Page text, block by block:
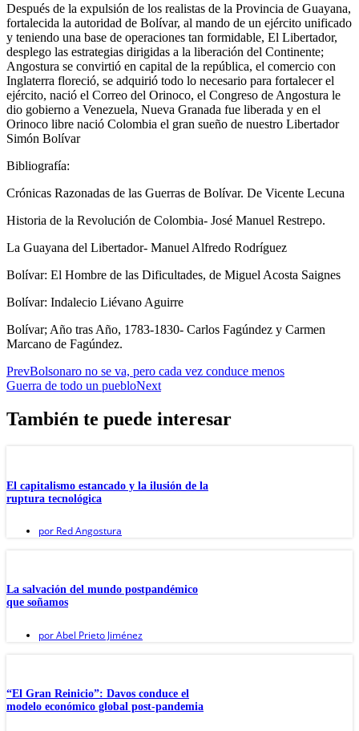
Después de la expulsión de los realistas de la Provincia de Guayana,
fortalecida la autoridad de Bolívar, al mando de un ejército unificado
y teniendo una base de operaciones tan formidable, El Libertador,
desplego las estrategias dirigidas a la liberación del Continente;
Angostura se convirtió en capital de la república, el comercio con
Inglaterra floreció, se adquirió todo lo necesario para fortalecer el
ejército, nació el Correo del Orinoco, el Congreso de Angostura le
dio gobierno a Venezuela, Nueva Granada fue liberada y en el
Orinoco libre nació Colombia el gran sueño de nuestro Libertador
Simón Bolívar
Bibliografía:
Crónicas Razonadas de las Guerras de Bolívar. De Vicente Lecuna
Historia de la Revolución de Colombia- José Manuel Restrepo.
La Guayana del Libertador- Manuel Alfredo Rodríguez
Bolívar: El Hombre de las Dificultades, de Miguel Acosta Saignes
Bolívar: Indalecio Liévano Aguirre
Bolívar; Año tras Año, 1783-1830- Carlos Fagúndez y Carmen
Marcano de Fagúndez.
PrevBolsonaro no se va, pero cada vez conduce menos
Guerra de todo un puebloNext
También te puede interesar
El capitalismo estancado y la ilusión de la
ruptura tecnológica
por Red Angostura
La salvación del mundo postpandémico
que soñamos
porAbel Prieto Jiménez
“El Gran Reinicio”: Davos conduce el
modelo económico global post-pandemia